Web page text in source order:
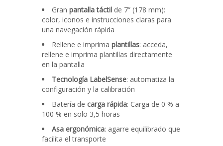
Gran pantalla táctil de 7” (178 mm):
color, iconos e instrucciones claras para
una navegación rápida
Rellene e imprima plantillas: acceda,
rellene e imprima plantillas directamente
en la pantalla
Tecnología LabelSense: automatiza la
configuración y la calibración
Batería de carga rápida: Carga de 0 % a
100 % en solo 3,5 horas
Asa ergonómica: agarre equilibrado que
facilita el transporte